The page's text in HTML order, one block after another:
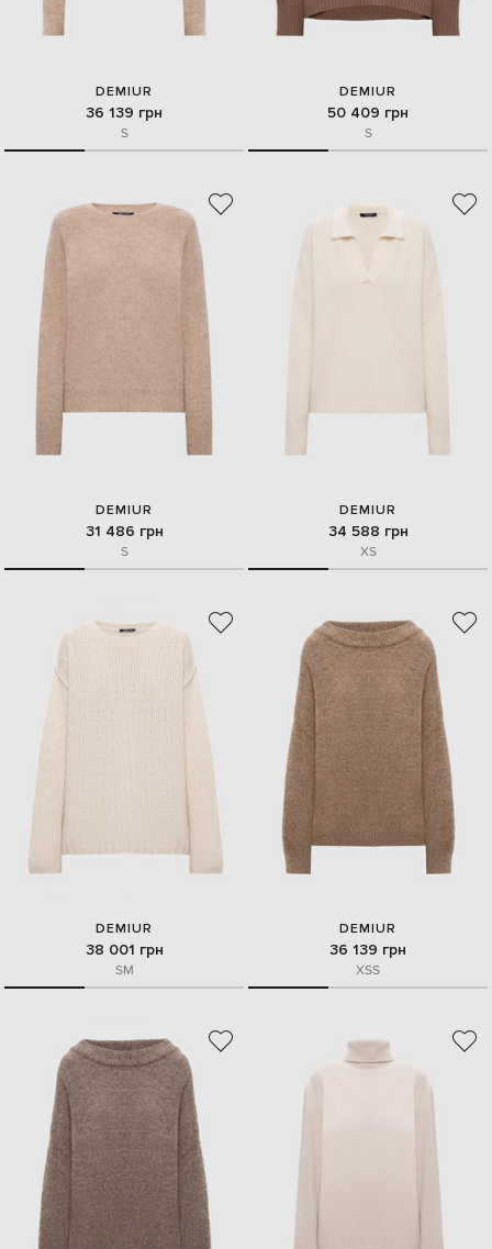
DEMIUR
36 139 грн
S
DEMIUR
50 409 грн
S
DEMIUR
31 486 грн
S
DEMIUR
34 588 грн
XS
DEMIUR
38 001 грн
SM
DEMIUR
36 139 грн
XSS